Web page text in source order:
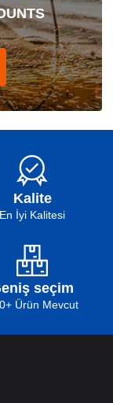
Kalite
En İyi Kalitesi
seçim
Ürün Mevcut